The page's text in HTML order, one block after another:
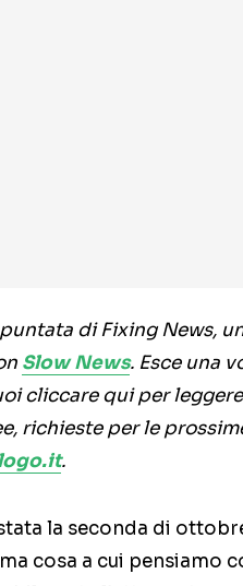
di Fixing News,
Slow News. Esce una
cliccare qui per leggere
richieste per le
.
la seconda di
cosa a cui pensiamo